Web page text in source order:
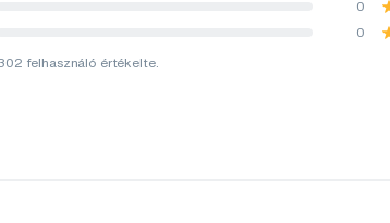
0
0
felhasználó értékelte.